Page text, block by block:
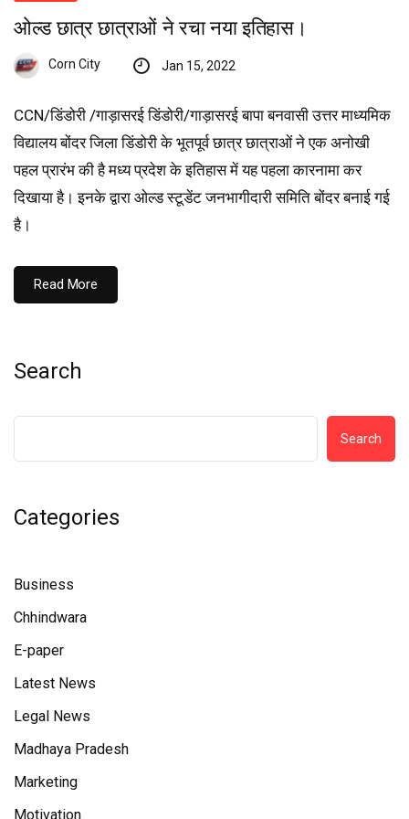
ओल्ड छात्र छात्राओं ने रचा नया इतिहास।
Corn City Jan 15, 2022
CCN/डिंडोरी /गाड़ासरई डिंडोरी/गाड़ासरई बापा बनवासी उत्तर माध्यमिक
विद्यालय बोंदर जिला डिंडोरी के भूतपूर्व छात्र छात्राओं ने एक अनोखी
पहल प्रारंभ की है मध्य प्रदेश के इतिहास में यह पहला कारनामा कर
दिखाया है। इनके द्वारा ओल्ड स्टूडेंट जनभागीदारी समिति बोंदर बनाई गई
है।
Read More
Search
Search
Categories
Business
Chhindwara
E-paper
Latest News
Legal News
Madhaya Pradesh
Marketing
Motivation